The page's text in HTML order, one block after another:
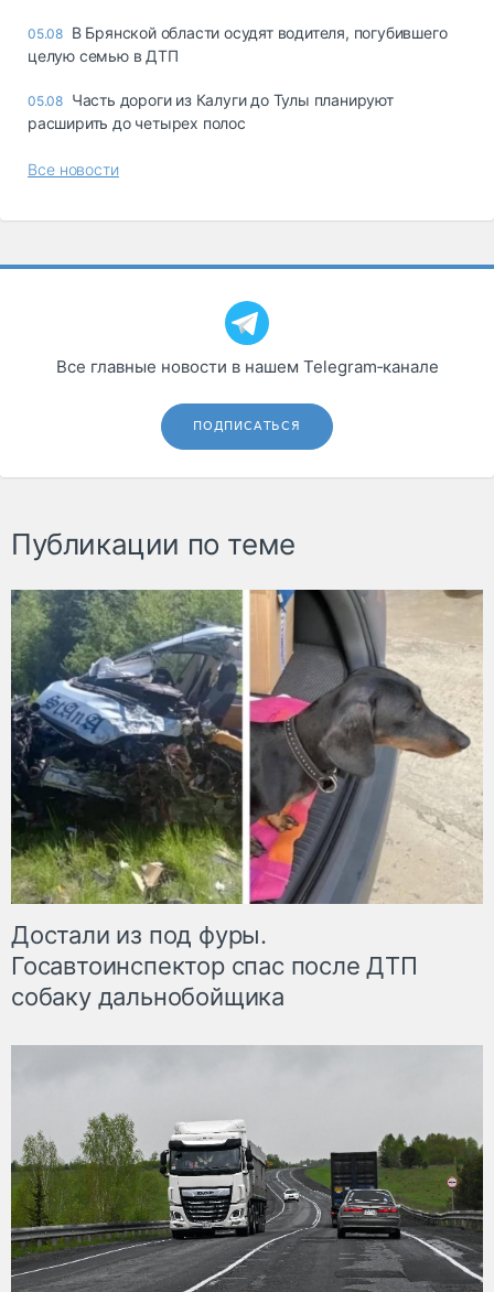
05.08 В Брянской области осудят водителя, погубившего
целую семью в ДТП
05.08 Часть дороги из Калуги до Тулы планируют
расширить до четырех полос
Все новости
Все главные новости в нашем Telegram‑канале
ПОДПИСАТЬСЯ
Публикации по теме
Достали из под фуры.
Госавтоинспектор спас после ДТП
собаку дальнобойщика